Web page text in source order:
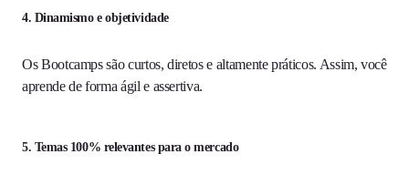
4. Dinamismo e objetividade
Os Bootcamps são curtos, diretos e altamente práticos. Assim, você
aprende de forma ágil e assertiva.
5. Temas 100% relevantes para o mercado